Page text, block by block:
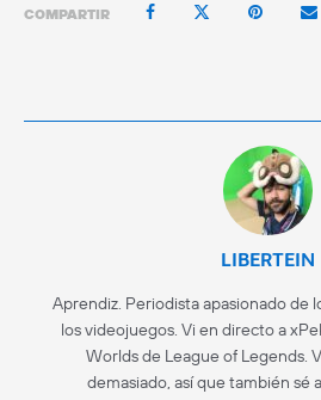
COMPARTIR
LIBERTEIN
Aprendiz. Periodista apasionado de
los videojuegos. Vi en directo a
Worlds de League of Legends.
demasiado, así que también sé